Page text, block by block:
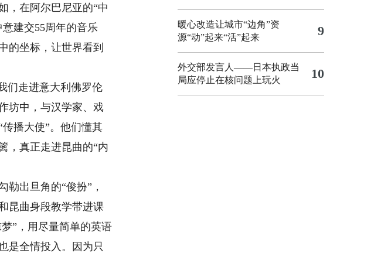
，在阿尔巴尼亚的“中
建交55周年的音乐
的坐标，让世界看到
们走进意大利佛罗伦
坊中，与汉学家、戏
播大使”。他们懂其
，真正走进昆曲的“内
出旦角的“俊扮”，
昆曲身段教学带进课
”，用尽量简单的英语
是全情投入。因为只
暖心改造让城市“边角”资
源“动”起来“活”起来
9
外交部发言人——日本执政当
局应停止在核问题上玩火
10